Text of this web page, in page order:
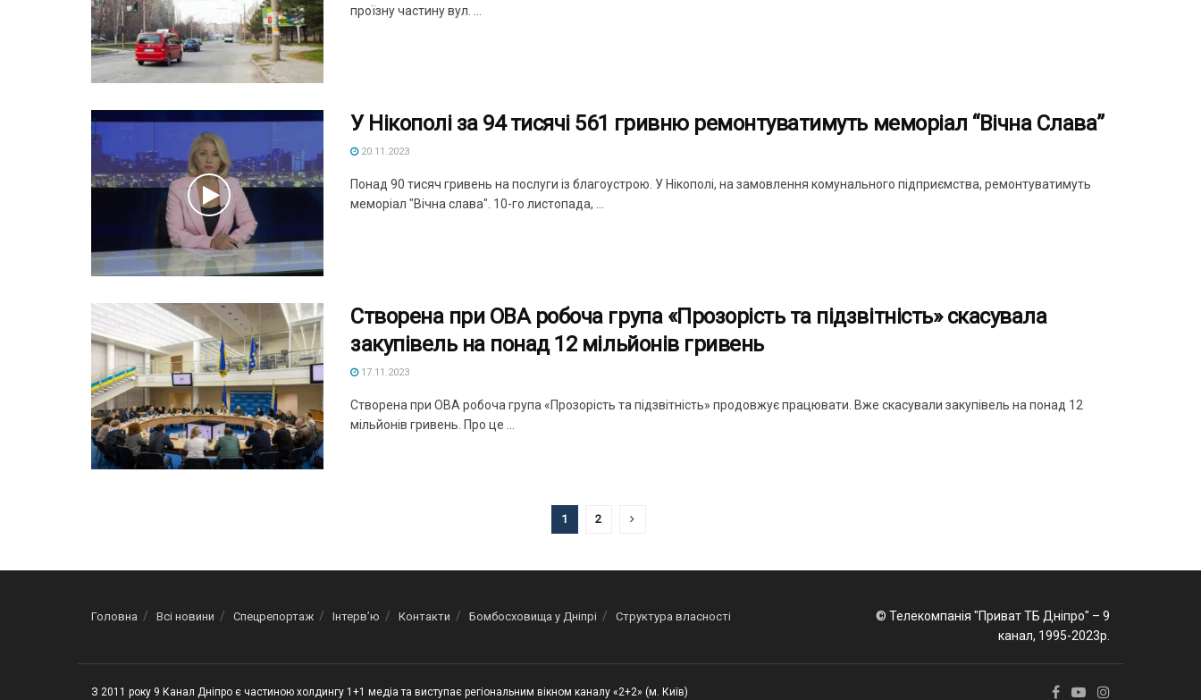
проїзну частину вул. ...
У Нікополі за 94 тисячі 561 гривню ремонтуватимуть меморіал “Вічна Слава”
20.11.2023
Понад 90 тисяч гривень на послуги із благоустрою. У Нікополі, на замовлення комунального підприємства, ремонтуватимуть
меморіал "Вічна слава". 10-го листопада, ...
Створена при ОВА робоча група «Прозорість та підзвітність» скасувала
закупівель на понад 12 мільйонів гривень
17.11.2023
Створена при ОВА робоча група «Прозорість та підзвітність» продовжує працювати. Вже скасували закупівель на понад 12
мільйонів гривень. Про це ...
1 2
Головна Всі новини Спецрепортаж Інтерв’ю Контакти Бомбосховища у Дніпрі Структура власності
© Телекомпанія "Приват ТБ Дніпро" – 9
канал, 1995-2023р.
З 2011 року 9 Канал Дніпро є частиною холдингу 1+1 медіа та виступає регіональним вікном каналу «2+2» (м. Київ)